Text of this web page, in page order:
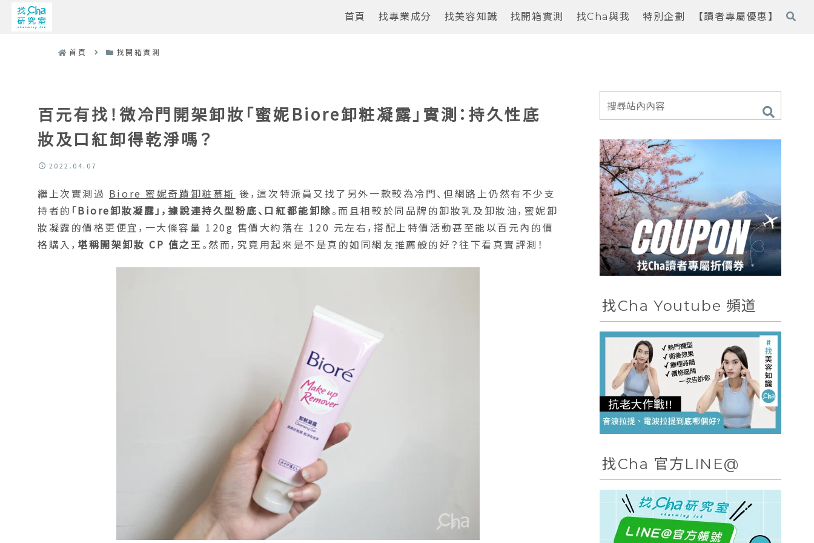
首頁 找專業成分 找美容知識 找開箱實測 找Cha與我 特別企劃 【讀者專屬優惠】
首頁 找開箱實測
百元有找！微冷門開架卸妝「蜜妮Biore卸粧凝露」實測：持久性底
妝及口紅卸得乾淨嗎？
2022.04.07
繼上次實測過 Biore 蜜妮奇蹟卸粧慕斯 後，這次特派員又找了另外一款較為冷門、但網路上仍然有不少支
持者的 「Biore卸妝凝露」，據說連持久型粉底、口紅都能卸除。而且相較於同品牌的卸妝乳及卸妝油，蜜妮卸
妝凝露的價格更便宜，一大條容量 120g 售價大約落在 120 元左右，搭配上特價活動甚至能以百元內的價
格購入， 堪稱開架卸妝 CP 值之王。然而，究竟用起來是不是真的如同網友推薦般的好？往下看真實評測！
找Cha Youtube 頻道
找Cha 官方LINE@